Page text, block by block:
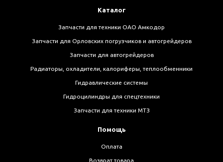
Каталог
Запчасти для техники ОАО Амкодор
Запчасти для Орловских погрузчиков и автогрейдеров
Запчасти для автогрейдеров
Радиаторы, охладители, калориферы, теплообменники
Гидравлические системы
Гидроцилиндры для спецтехники
Запчасти для техники МТЗ
Помощь
Оплата
Возврат товара